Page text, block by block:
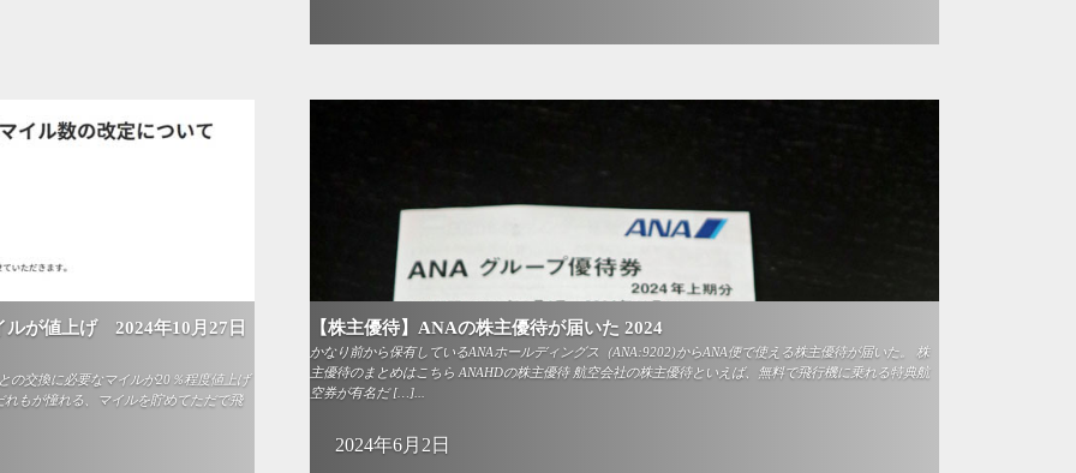
ルが値上げ 2024年10月27日
の交換に必要なマイルが20％程度値上げ
もが憧れる、マイルを貯めてただで飛
【株主優待】ANAの株主優待が届いた 2024
かなり前から保有しているANAホールディングス（ANA:9202)からANA便で使える株主優待が届いた。 株
主優待のまとめはこちら ANAHDの株主優待 航空会社の株主優待といえば、無料で飛行機に乗れる特典航
空券が有名だ […]...
2024年6月2日